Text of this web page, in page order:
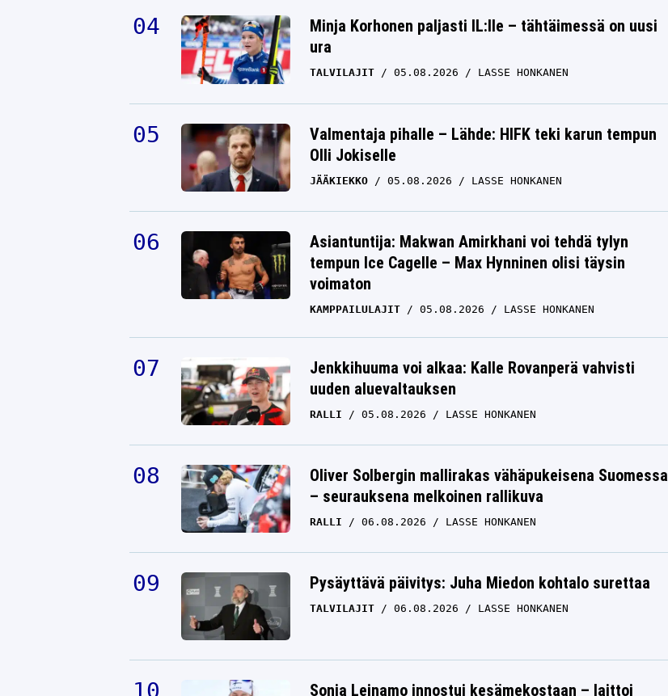
Minja Korhonen paljasti IL:lle – tähtäimessä on uusi
ura
TALVILAJIT 05.08.2026 LASSE HONKANEN
Valmentaja pihalle – Lähde: HIFK teki karun tempun
Olli Jokiselle
JÄÄKIEKKO 05.08.2026 LASSE HONKANEN
Asiantuntija: Makwan Amirkhani voi tehdä tylyn
tempun Ice Cagelle – Max Hynninen olisi täysin
voimaton
KAMPPAILULAJIT 05.08.2026 LASSE HONKANEN
Jenkkihuuma voi alkaa: Kalle Rovanperä vahvisti
uuden aluevaltauksen
RALLI 05.08.2026 LASSE HONKANEN
Oliver Solbergin mallirakas vähäpukeisena Suomessa
– seurauksena melkoinen rallikuva
RALLI 06.08.2026 LASSE HONKANEN
Pysäyttävä päivitys: Juha Miedon kohtalo surettaa
TALVILAJIT 06.08.2026 LASSE HONKANEN
Sonja Leinamo innostui kesämekostaan – laittoi